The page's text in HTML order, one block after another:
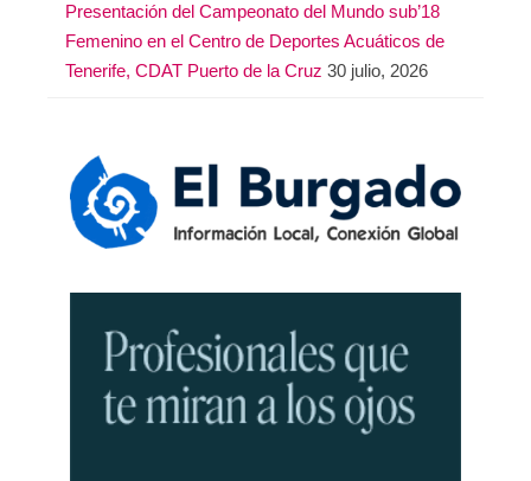
Presentación del Campeonato del Mundo sub’18
Femenino en el Centro de Deportes Acuáticos de
Tenerife, CDAT Puerto de la Cruz 30 julio, 2026